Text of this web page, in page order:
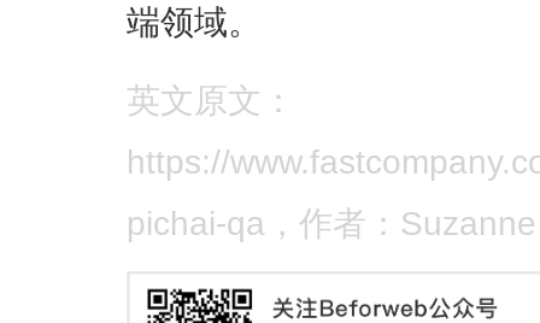
端领域。
英文原文：
https://
pichai-qa，作者：